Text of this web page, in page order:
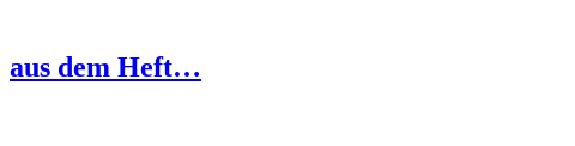
aus dem Heft…